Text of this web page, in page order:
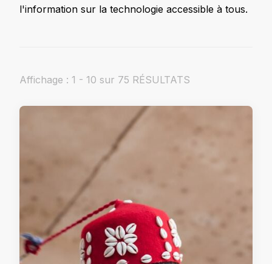
l'information sur la technologie accessible à tous.
Affichage : 1 - 10 sur 75 RÉSULTATS